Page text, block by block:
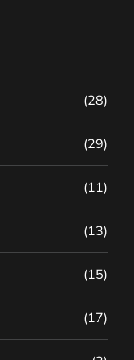
(28)
(29)
(11)
(13)
(15)
(17)